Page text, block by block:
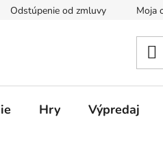
Odstúpenie od zmluvy Moja
Hry Výpredaj